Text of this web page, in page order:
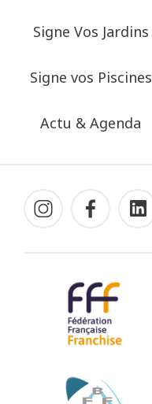
Signe Vos Jardins
Signe vos Piscines
Actu & Agenda